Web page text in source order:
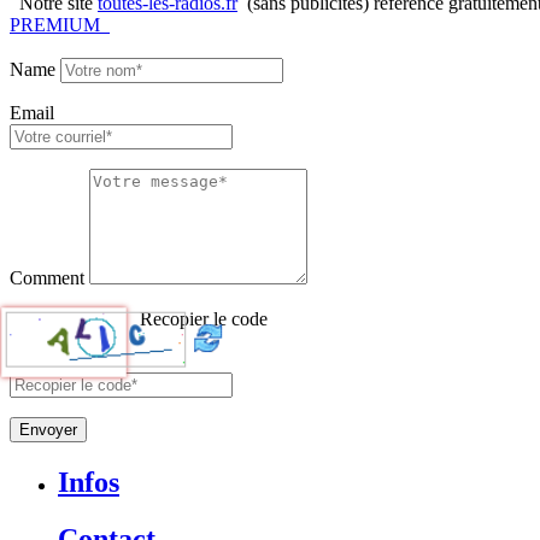
PREMIUM
Name
Email
Comment
Recopier le code
Envoyer
Infos